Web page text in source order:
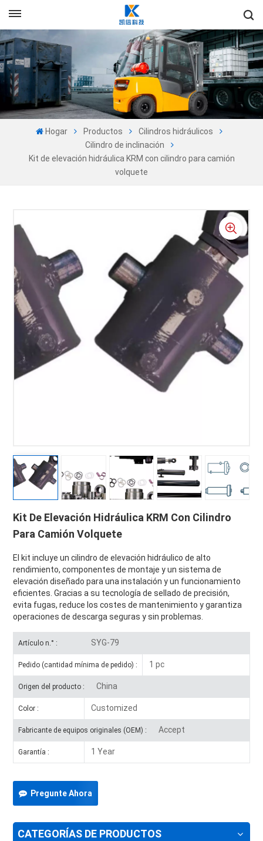
+86-13605525527
en
ru
pt
Hogar Productos
Cilindros hidráulicos
Cilindro de inclinación
Kit de elevación hidráulica KRM con cilindro para camión
volquete
Kit De Elevación Hidráulica KRM Con Cilindro
Para Camión Volquete
El kit incluye un cilindro de elevación hidráulico de alto
rendimiento, componentes de montaje y un sistema de
elevación diseñado para una instalación y un funcionamiento
eficientes. Gracias a su tecnología de sellado de precisión,
evita fugas, reduce los costes de mantenimiento y garantiza
operaciones de descarga seguras y sin problemas.
Artículo n.° : SYG-79
Pedido (cantidad mínima de pedido) : 1 pc
Origen del producto : China
Color : Customized
Fabricante de equipos originales (OEM) : Accept
Garantía : 1 Year
Pregunte Ahora
CATEGORÍAS DE PRODUCTOS